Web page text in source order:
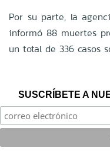
Por su parte, la
informó 88 muertes
un total de 336 casos
SUSCRÍBETE A